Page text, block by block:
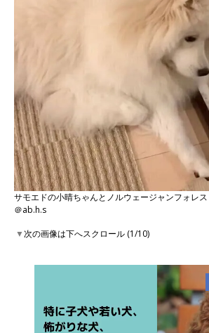
サモエドの小晴ちゃんとノルウェージャンフォレ
＠ab.h.s
▼次の画像は下へスクロール (1/10)